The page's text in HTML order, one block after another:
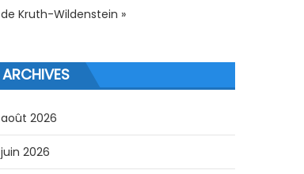
de Kruth-Wildenstein »
ARCHIVES
août 2026
juin 2026